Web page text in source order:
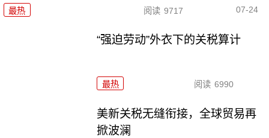
最热 阅读 9717 07-24
“强迫劳动”外衣下的关税算计
最热 阅读 6990
美新关税无缝衔接，全球贸易再
掀波澜